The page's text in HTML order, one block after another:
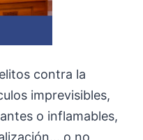
contra la
imprevisibles,
o inflamables,
o no